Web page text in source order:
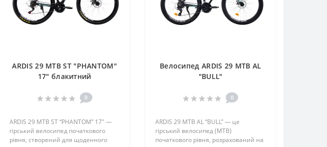
ARDIS 29 MTB ST "PHANTOM"
17" блакитний
0
ARDIS 29 MTB ST “PHANTOM” 17" —
гірський велосипед початкового
рівня, створений для щоденного
Велосипед ARDIS 29 MTB AL
"BULL"
0
ARDIS 29 MTB AL “BULL” — це
гірський велосипед (MTB)
початкового рівня, розрахований на